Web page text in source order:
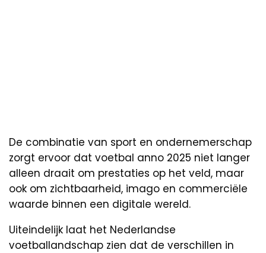
De combinatie van sport en ondernemerschap
zorgt ervoor dat voetbal anno 2025 niet langer
alleen draait om prestaties op het veld, maar
ook om zichtbaarheid, imago en commerciële
waarde binnen een digitale wereld.
Uiteindelijk laat het Nederlandse
voetballandschap zien dat de verschillen in